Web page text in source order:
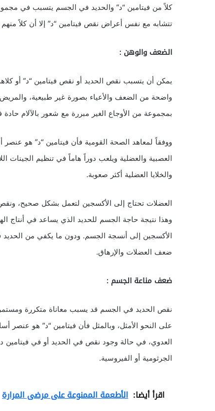
كلاً من فيتامين “د” والحديد في الجسم يتسبب في
تتشابه مع نفس أعراض نقص فيتامين “د” إلا أن كلاً
الضعف والوهن :
يمكن أن يتسبب نقص الحديد أو نقص فيتامين “د” أو
واضحة من الضعف والأعياء بصورة غير طبيعية،
بمجموعة من الأوجاع الغير مبررة مع شعور بالآلام
ووفقاً لمعاهد الصحة القومية فأن فيتامين “د” هو
العصبية والعضلية ويلعب دوراً هاماً في تنظيم الجينات
والخلايا العضلية أكثر صعوبة.
العضلات تحتاج إلى الأكسجين لتعمل بشكل صحيح،
وهذا نتيجة حاجة الجسم للحديد الذي يساعد في أنتاج
الأكسجين إلى أنسجة الجسم. ودون ما يكفي من الحديد
ضعف العضلات والإرهاق.
ضعف مناعة الجسم :
نقص الحديد في الجسم قد يسبب معاناة متكررة
على النحو الأمثل، وبالمثل فأن فيتامين “د” هو عنصر
العدوي، في حالة وجود نقص في الحديد أو في فيتامين
الجرثومية أو الفيروسية.
اقرأ أيضا: الأطعمة الممنوعة على مرضى المرارة